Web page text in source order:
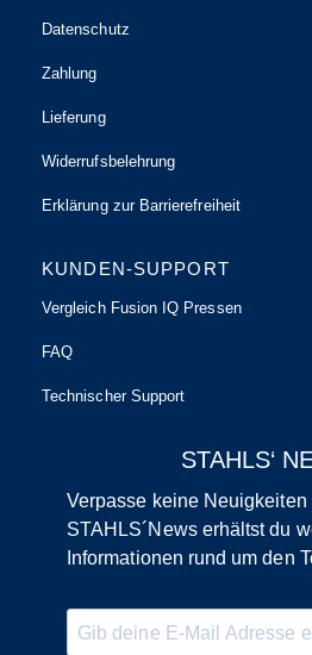
Datenschutz
Zahlung
Lieferung
Widerrufsbelehrung
Erklärung zur Barrierefreiheit
KUNDEN-SUPPORT
Vergleich Fusion IQ Pressen
FAQ
Technischer Support
STAHLS‘
Verpasse keine Neuigkeiten
STAHLS´News erhältst du
Informationen rund um den